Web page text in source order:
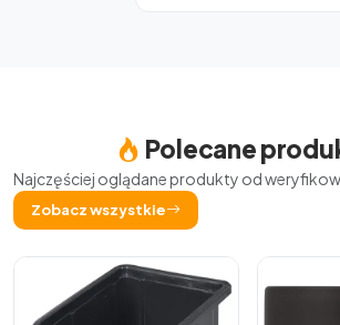
Polecane
Najczęściej oglądane produkty od
Zobacz wszystkie